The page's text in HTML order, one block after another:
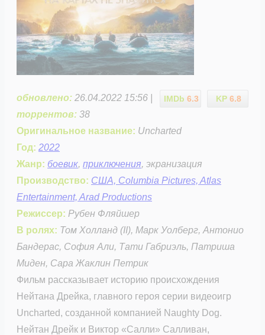
KP 6.8
IMDb 6.3
обновлено: 26.04.2022 15:56 |
торрентов: 38
Оригинальное название: Uncharted
Год: 2022
Жанр: боевик, приключения, экранизация
Производство: США, Columbia Pictures, Atlas
Entertainment, Arad Productions
Режиссер: Рубен Фляйшер
В ролях: Том Холланд (II), Марк Уолберг, Антонио
Бандерас, София Али, Тати Габриэль, Патриша
Миден, Сара Жаклин Петрик
Фильм рассказывает историю происхождения
Нейтана Дрейка, главного героя серии видеоигр
Uncharted, созданной компанией Naughty Dog.
Нейтан Дрейк и Виктор «Салли» Салливан,